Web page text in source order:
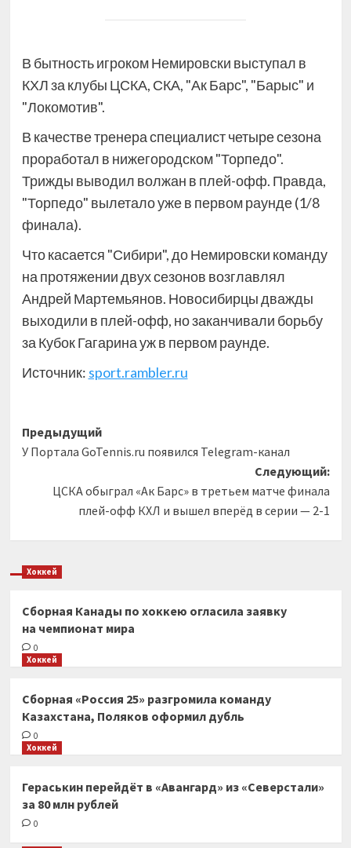
В бытность игроком Немировски выступал в
КХЛ за клубы ЦСКА, СКА, "Ак Барс", "Барыс" и
"Локомотив".
В качестве тренера специалист четыре сезона
проработал в нижегородском "Торпедо".
Трижды выводил волжан в плей-офф. Правда,
"Торпедо" вылетало уже в первом раунде (1/8
финала).
Что касается "Сибири", до Немировски команду
на протяжении двух сезонов возглавлял
Андрей Мартемьянов. Новосибирцы дважды
выходили в плей-офф, но заканчивали борьбу
за Кубок Гагарина уж в первом раунде.
Источник: sport.rambler.ru
Навигация
записи
Предыдущий
У Портала GoTennis.ru появился Telegram-канал
Следующий:
ЦСКА обыграл «Ак Барс» в третьем матче финала
плей-офф КХЛ и вышел вперёд в серии — 2-1
Хоккей
Сборная Канады по хоккею огласила заявку
на чемпионат мира
0
Хоккей
Сборная «Россия 25» разгромила команду
Казахстана, Поляков оформил дубль
0
Хоккей
Гераськин перейдёт в «Авангард» из «Северстали»
за 80 млн рублей
0